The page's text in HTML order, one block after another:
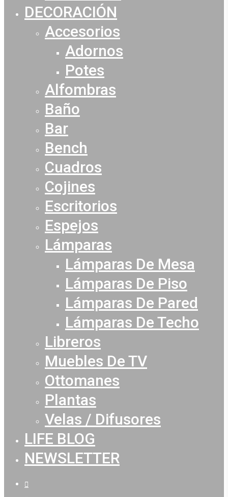
DECORACIÓN
Accesorios
Adornos
Potes
Alfombras
Baño
Bar
Bench
Cuadros
Cojines
Escritorios
Espejos
Lámparas
Lámparas De Mesa
Lámparas De Piso
Lámparas De Pared
Lámparas De Techo
Libreros
Muebles De TV
Ottomanes
Plantas
Velas / Difusores
LIFE BLOG
NEWSLETTER
facebook